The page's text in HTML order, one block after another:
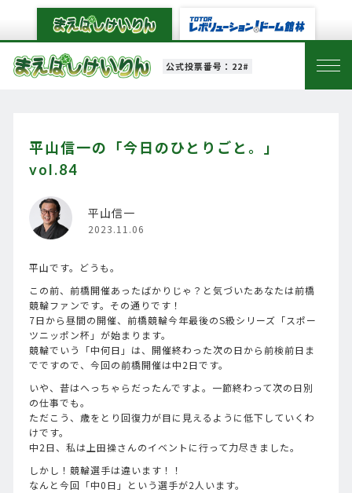
公式投票番号：22#
平山信一の「今日のひとりごと。」
vol.84
平山信一
2023.11.06
平山です。どうも。
この前、前橋開催あったばかりじゃ？と気づいたあなたは前橋
競輪ファンです。その通りです！
7日から昼間の開催、前橋競輪今年最後のS級シリーズ「スポー
ツニッポン杯」が始まります。
競輪でいう「中何日」は、開催終わった次の日から前検前日ま
でですので、今回の前橋開催は中2日です。
いや、昔はへっちゃらだったんですよ。一節終わって次の日別
の仕事でも。
ただこう、歳をとり回復力が目に見えるように低下していくわ
けです。
中2日、私は上田操さんのイベントに行って力尽きました。
しかし！競輪選手は違います！！
なんと今回「中0日」という選手が2人います。